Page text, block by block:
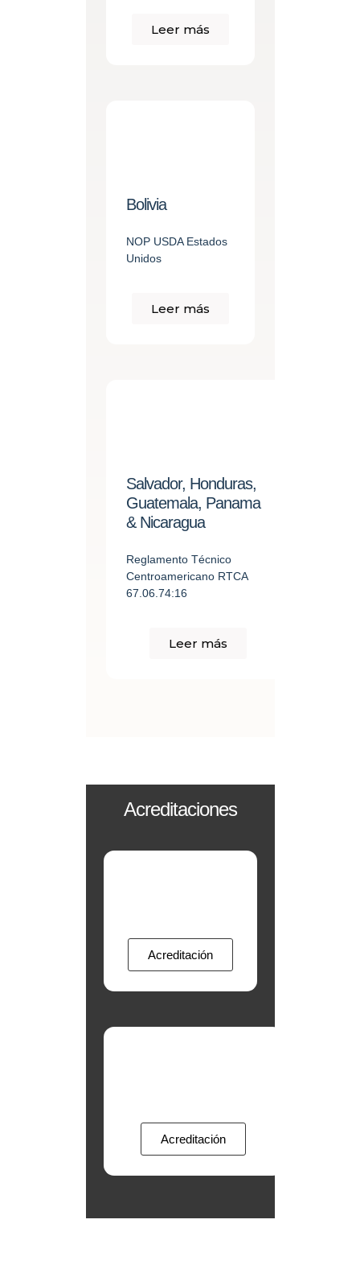
Leer más
Bolivia
NOP USDA Estados
Unidos
Leer más
Salvador, Honduras,
Guatemala, Panama
& Nicaragua
Reglamento Técnico
Centroamericano RTCA
67.06.74:16
Leer más
Acreditaciones
Acreditación
Acreditación